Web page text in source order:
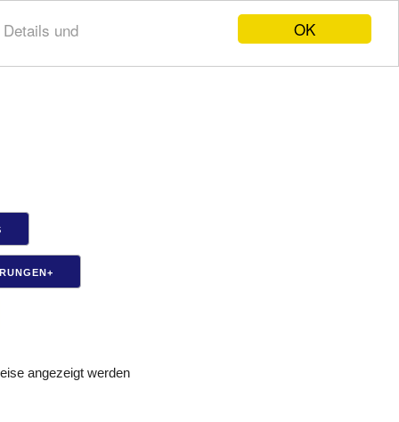
OK
und
angezeigt werden